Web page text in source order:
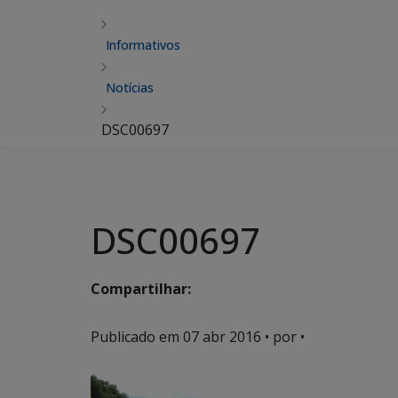
Informativos
Notícias
DSC00697
DSC00697
Compartilhar:
Publicado em 07 abr 2016 • por •